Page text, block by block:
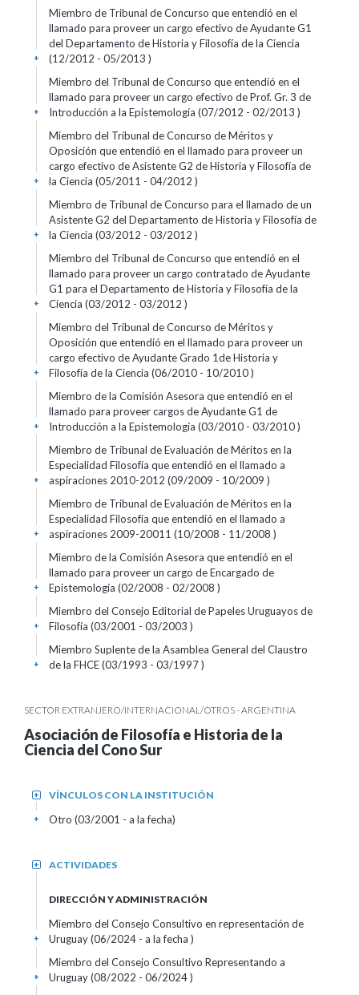
Miembro de Tribunal de Concurso que entendió en el
llamado para proveer un cargo efectivo de Ayudante G1
del Departamento de Historia y Filosofía de la Ciencia
(12/2012 - 05/2013 )
+
Miembro del Tribunal de Concurso que entendió en el
llamado para proveer un cargo efectivo de Prof. Gr. 3 de
Introducción a la Epistemología (07/2012 - 02/2013 )
+
Miembro del Tribunal de Concurso de Méritos y
Oposición que entendió en el llamado para proveer un
cargo efectivo de Asistente G2 de Historia y Filosofía de
la Ciencia (05/2011 - 04/2012 )
+
Miembro de Tribunal de Concurso para el llamado de un
Asistente G2 del Departamento de Historia y Filosofía de
la Ciencia (03/2012 - 03/2012 )
+
Miembro del Tribunal de Concurso que entendió en el
llamado para proveer un cargo contratado de Ayudante
G1 para el Departamento de Historia y Filosofía de la
Ciencia (03/2012 - 03/2012 )
+
Miembro del Tribunal de Concurso de Méritos y
Oposición que entendió en el llamado para proveer un
cargo efectivo de Ayudante Grado 1de Historia y
Filosofía de la Ciencia (06/2010 - 10/2010 )
+
Miembro de la Comisión Asesora que entendió en el
llamado para proveer cargos de Ayudante G1 de
Introducción a la Epistemología (03/2010 - 03/2010 )
+
Miembro de Tribunal de Evaluación de Méritos en la
Especialidad Filosofía que entendió en el llamado a
aspiraciones 2010-2012 (09/2009 - 10/2009 )
+
Miembro de Tribunal de Evaluación de Méritos en la
Especialidad Filosofía que entendió en el llamado a
aspiraciones 2009-20011 (10/2008 - 11/2008 )
+
Miembro de la Comisión Asesora que entendió en el
llamado para proveer un cargo de Encargado de
Epistemología (02/2008 - 02/2008 )
+
Miembro del Consejo Editorial de Papeles Uruguayos de
Filosofía (03/2001 - 03/2003 )
+
Miembro Suplente de la Asamblea General del Claustro
de la FHCE (03/1993 - 03/1997 )
+
SECTOR EXTRANJERO/INTERNACIONAL/OTROS - ARGENTINA
Asociación de Filosofía e Historia de la
Ciencia del Cono Sur
VÍNCULOS CON LA INSTITUCIÓN
+
Otro (03/2001 - a la fecha)
+
ACTIVIDADES
+
DIRECCIÓN Y ADMINISTRACIÓN
Miembro del Consejo Consultivo en representación de
Uruguay (06/2024 - a la fecha )
+
Miembro del Consejo Consultivo Representando a
Uruguay (08/2022 - 06/2024 )
+